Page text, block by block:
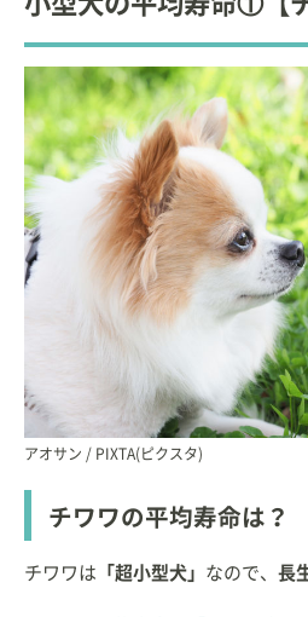
アオサン / PIXTA(ピクスタ)
チワワの平均寿命は？
チワワは 「超小型犬」 なので、 長